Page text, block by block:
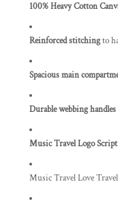
100% Heavy Cotton
Reinforced stitchingto
Spacious main
Durable webbing handles
Music Travel Logo
Music Travel Love